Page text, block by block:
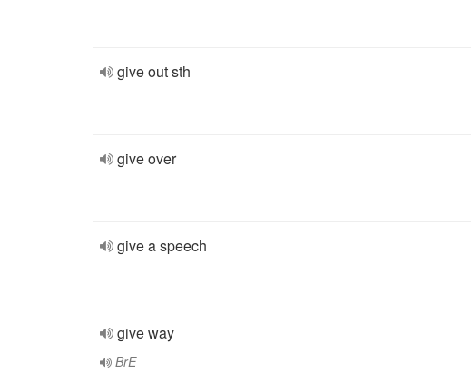
give out sth
give over
give a speech
give way
BrE